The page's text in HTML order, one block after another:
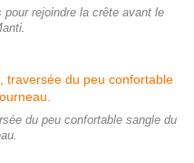
rejoindre la crête avant le
du peu confortable sangle du